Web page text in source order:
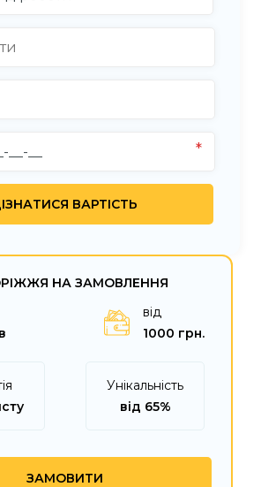
НА ЗАМОВЛЕННЯ
від
1000 грн.
Унікальність
від 65%
ЗАМОВИТИ